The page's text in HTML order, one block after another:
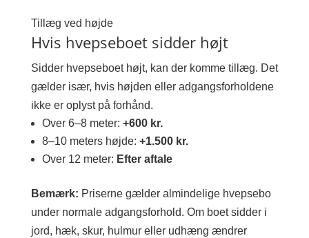
Tillæg ved højde
Hvis hvepseboet sidder højt
Sidder hvepseboet højt, kan der komme tillæg. Det
gælder især, hvis højden eller adgangsforholdene
ikke er oplyst på forhånd.
Over 6–8 meter: +600 kr.
8–10 meters højde: +1.500 kr.
Over 12 meter: Efter aftale
Bemærk: Priserne gælder almindelige hvepsebo
under normale adgangsforhold. Om boet sidder i
jord, hæk, skur, hulmur eller udhæng ændrer